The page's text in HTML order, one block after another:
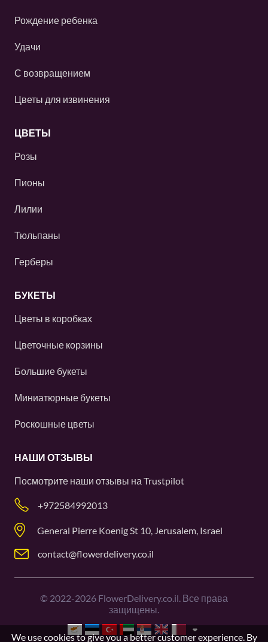
Рождение ребенка
Удачи
С возвращением
Цветы для извинения
ЦВЕТЫ
Розы
Пионы
Лилии
Тюльпаны
Герберы
БУКЕТЫ
Цветы в коробках
Цветочные корзины
Большие букеты
Миниатюрные букеты
Роскошные цветы
НАШИ ОТЗЫВЫ
Посмотрите наши отзывы на Trustpilot
+972584992013
General Pierre Koenig St 10, Jerusalem, Israel
contact@flowerdelivery.co.il
© 2022-2026 FlowerDelivery.co.il. Все права
защищены.
We use cookies to give you a better customer experience. By